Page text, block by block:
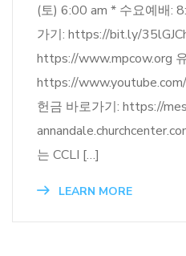
(토) 6:00 am * 수요예배:
가기: https://bit.ly/
https://www.mpcow.org
https://
헌금 바로가기: https://
는 CCLI […]
LEARN MORE